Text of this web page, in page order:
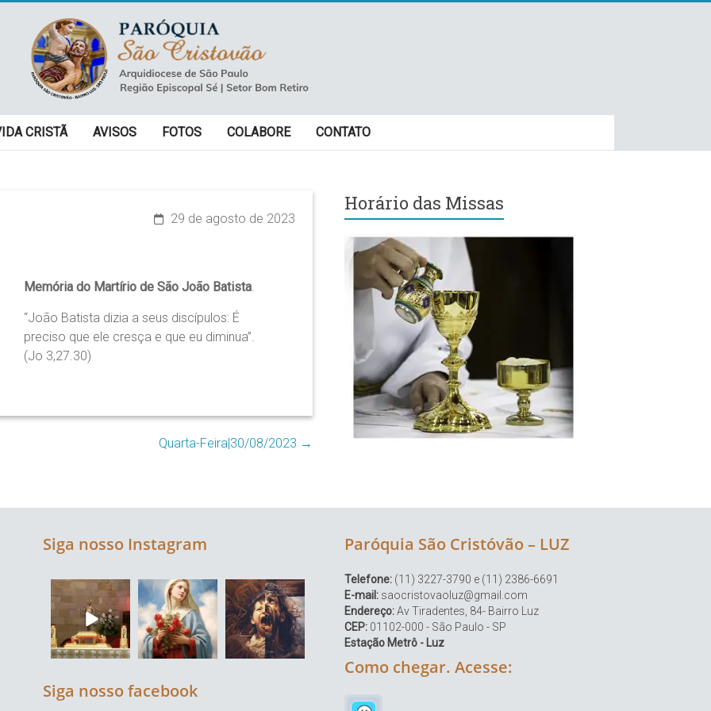
CRISTÃ AVISOS FOTOS COLABORE CONTATO
29 de agosto de 2023
Memória do Martírio de São João Batista.
“João Batista dizia a seus discípulos: É
preciso que ele cresça e que eu diminua”.
(Jo 3,27.30)
Quarta-Feira|30/08/2023 →
Horário das Missas
Siga nosso Instagram
Siga nosso facebook
Paróquia São Cristóvão – LUZ
Telefone: (11) 3227-3790 e (11) 2386-6691
E-mail: saocristovaoluz@gmail.com
Endereço:Av Tiradentes, 84- Bairro Luz
CEP: 01102-000 - São Paulo - SP
Estação Metrô - Luz
Como chegar. Acesse: